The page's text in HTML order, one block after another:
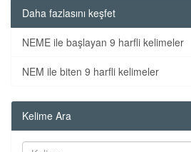
Daha fazlasını keşfet
NEME ile başlayan 9 harfli kelimeler
NEM ile biten 9 harfli kelimeler
Kelime Ara